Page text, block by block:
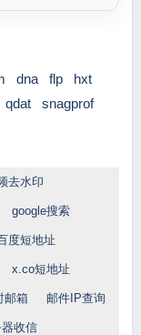
dna flp
hxt
qdat
snagprof
去水印
google搜索
度短地址
x.co短地址
邮箱 邮件IP查询
收信